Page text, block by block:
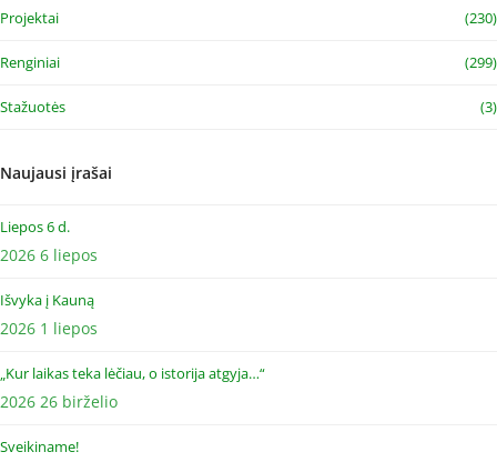
Projektai (230)
Renginiai (299)
Stažuotės (3)
Naujausi įrašai
Liepos 6 d.
2026 6 liepos
Išvyka į Kauną
2026 1 liepos
„Kur laikas teka lėčiau, o istorija atgyja…“
2026 26 birželio
Sveikiname!